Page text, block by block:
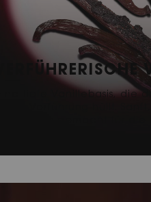
VERFÜHRERISCHE
Eine tiefe Vanillebasis, die